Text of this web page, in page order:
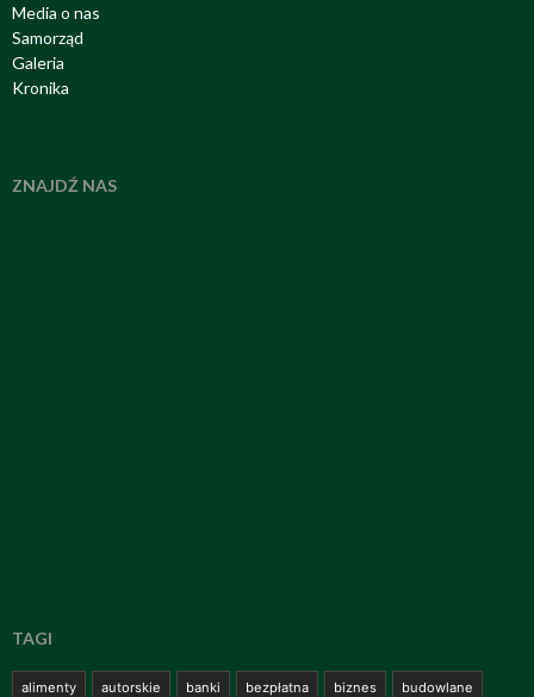
Media o nas
Samorząd
Galeria
Kronika
ZNAJDŹ NAS
TAGI
alimenty autorskie banki bezpłatna biznes budowlane